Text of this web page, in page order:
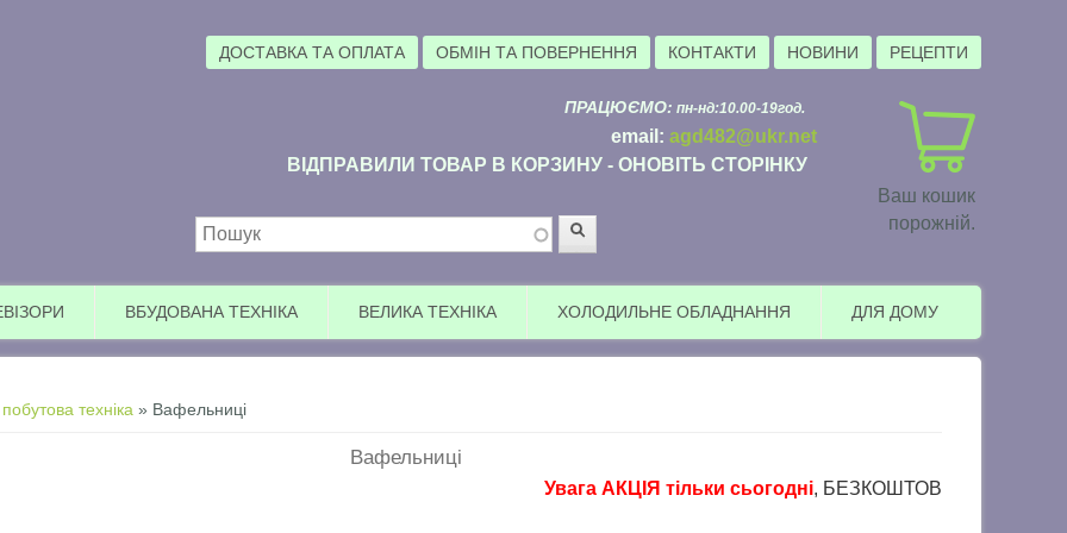
ДОСТАВКА ТА ОПЛАТА ОБМІН ТА ПОВЕРНЕННЯ КОНТАКТИ НОВИНИ РЕЦЕПТИ
Ваш кошик
порожній.
ПРАЦЮЄМО: пн-нд:10.00-19год.
email: agd482@ukr.net
ВІДПРАВИЛИ ТОВАР В КОРЗИНУ - ОНОВІТЬ СТОРІНКУ
Пошукова форма
ВБУДОВАНА ТЕХНІКА ВЕЛИКА ТЕХНІКА ХОЛОДИЛЬНЕ ОБЛАДНАННЯ ДЛЯ ДОМУ
техніка » Вафельниці
Вафельниці
Увага АКЦІЯ тільки сьогодні, БЕЗКОШТОВНА доставка в